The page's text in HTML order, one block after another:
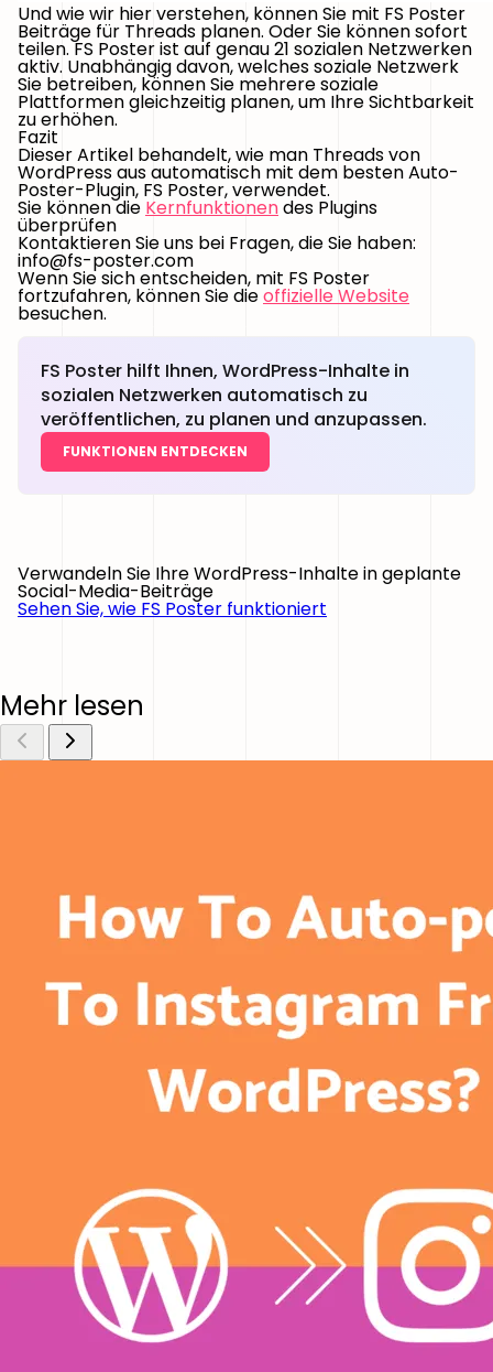
Und wie wir hier verstehen, können Sie mit FS Poster
Beiträge für Threads planen. Oder Sie können sofort
teilen. FS Poster ist auf genau 21 sozialen Netzwerken
aktiv. Unabhängig davon, welches soziale Netzwerk
Sie betreiben, können Sie mehrere soziale
Plattformen gleichzeitig planen, um Ihre Sichtbarkeit
zu erhöhen.
Fazit
Dieser Artikel behandelt, wie man Threads von
WordPress aus automatisch mit dem besten Auto-
Poster-Plugin, FS Poster, verwendet.
Sie können die Kernfunktionendes Plugins
überprüfen
Kontaktieren Sie uns bei Fragen, die Sie haben:
info@fs-poster.com
Wenn Sie sich entscheiden, mit FS Poster
fortzufahren, können Sie dieoffizielle Website
besuchen.
FS Poster hilft Ihnen, WordPress-Inhalte in
sozialen Netzwerken automatisch zu
veröffentlichen, zu planen und anzupassen.
FUNKTIONEN ENTDECKEN
Verwandeln Sie Ihre WordPress-Inhalte in geplante
Social-Media-Beiträge
Sehen Sie, wie FS Poster funktioniert
Mehr lesen